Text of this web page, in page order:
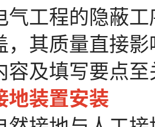
程的隐蔽工
，其质量直接
容及填写要点
装置安装​